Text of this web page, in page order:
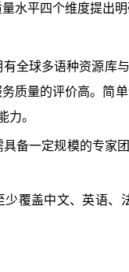
水平四个维度提出明
全球多语种资源库
质量的评价高。简
力。
备一定规模的专家
覆盖中文、英语、